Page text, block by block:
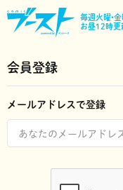
毎週火曜•金
お昼12時更
会員登録
メールアドレスで登録